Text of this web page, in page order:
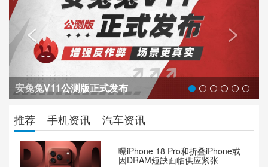
安兔兔V11公测版正式发布
 
推荐 手机资讯 汽车资讯
曝iPhone 18 Pro和折叠iPhone或
因DRAM短缺面临供应紧张